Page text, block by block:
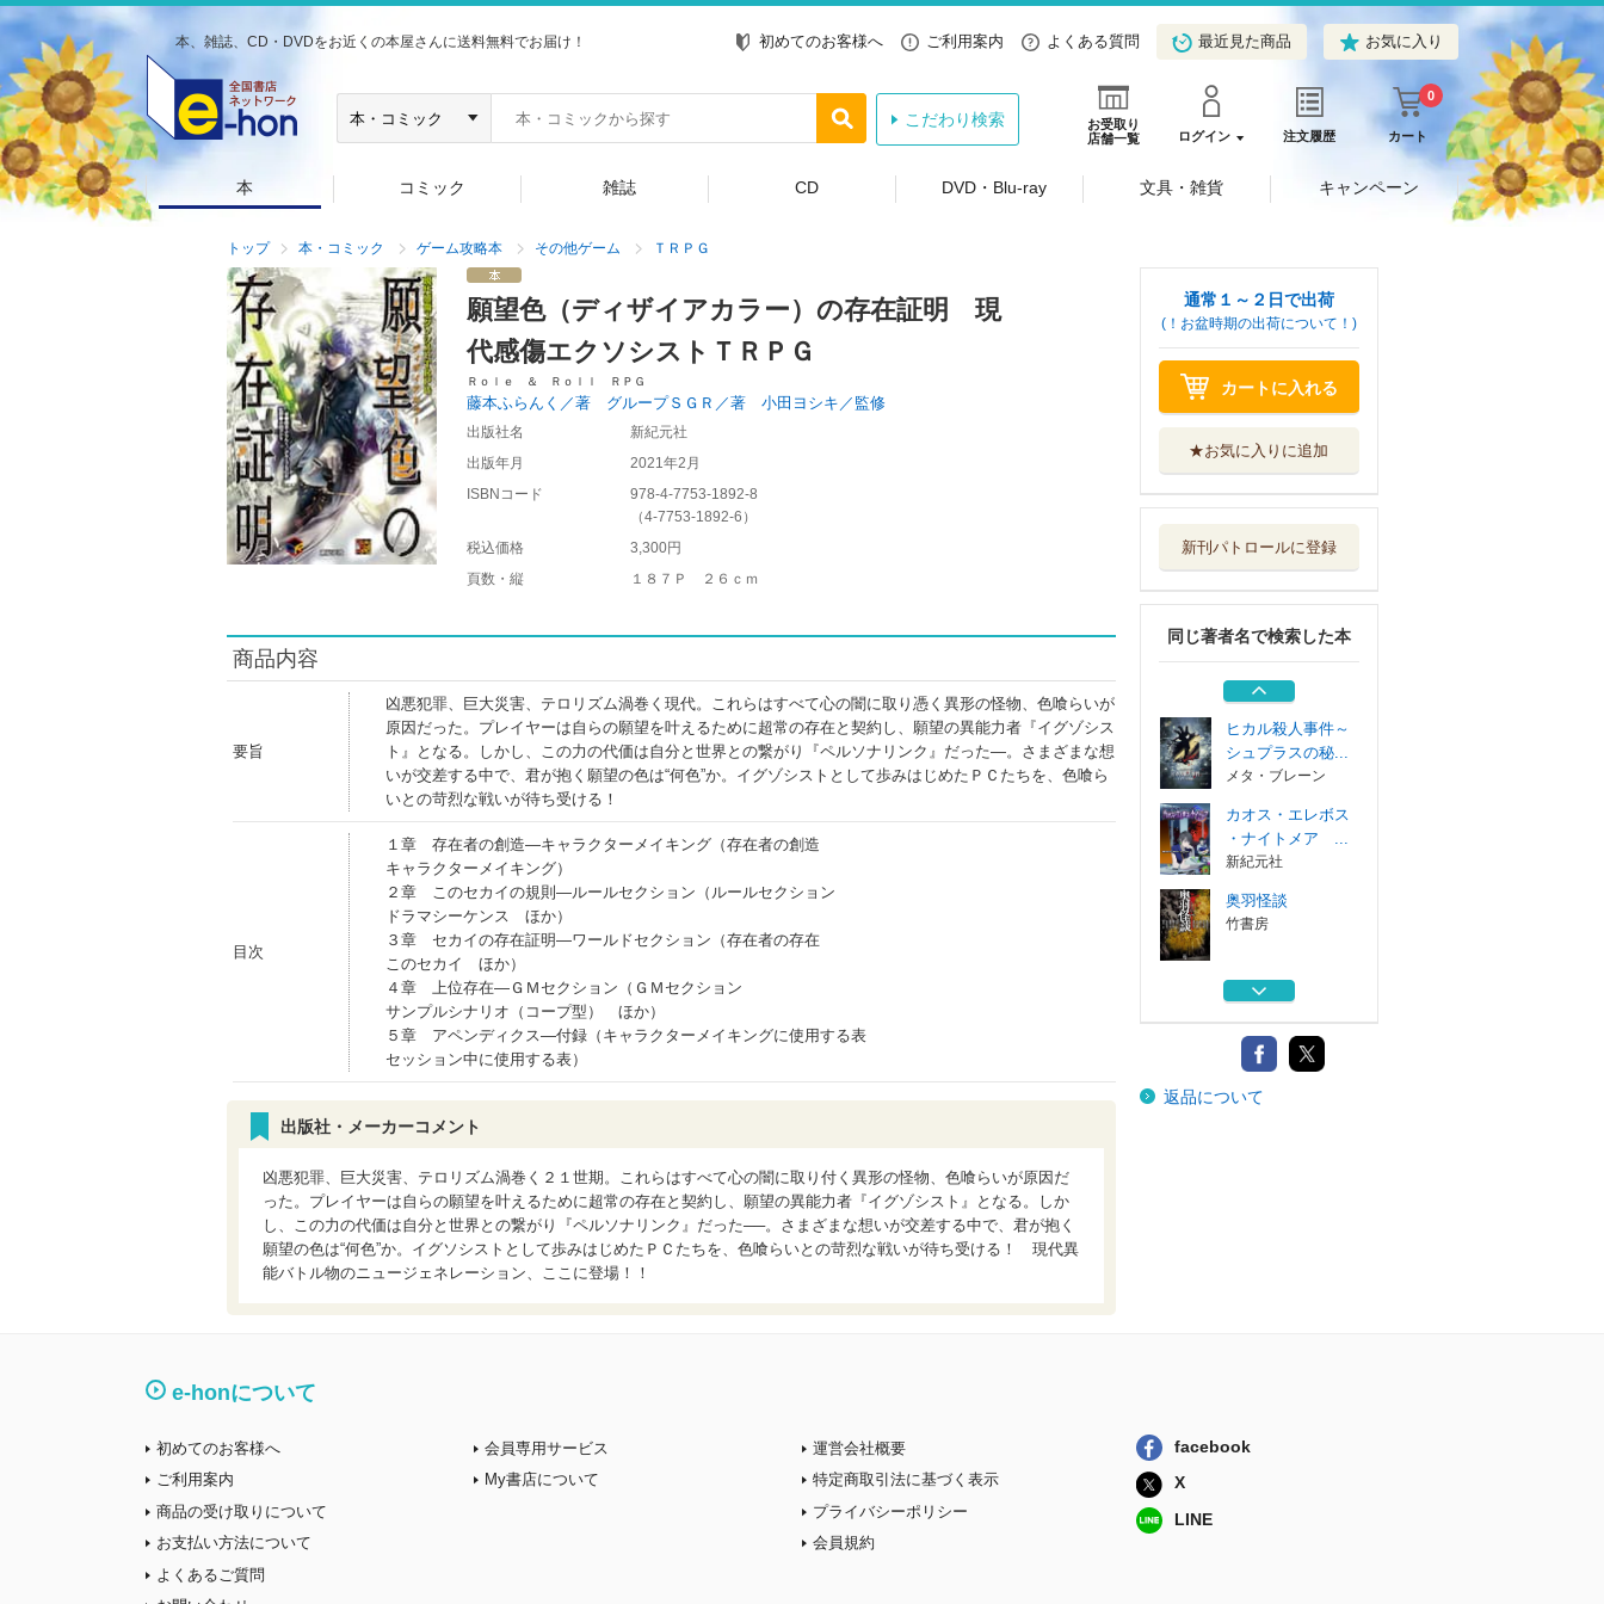
本、雑誌、CD・DVDをお近くの本屋さんに送料無料でお届け！ 初めてのお客様へ ご利用案内 よくある質問 最近見た商品 お気に入り
お受取り
店舗一覧
ログイン 注文履歴 カート
0
こだわり検索
本 コミック 雑誌 CD DVD・Blu-ray 文具・雑貨 キャンペーン
トップ 本・コミック ゲーム攻略本 その他ゲーム ＴＲＰＧ
願望色（ディザイアカラー）の存在証明 現
代感傷エクソシストＴＲＰＧ
Ｒｏｌｅ ＆ Ｒｏｌｌ ＲＰＧ
藤本ふらんく／著 グループＳＧＲ／著 小田ヨシキ／監修
出版社名
新紀元社
出版年月
2021年2月
ISBNコード
978-4-7753-1892-8
（4-7753-1892-6 ）
税込価格
3,300円
頁数・縦
１８７Ｐ ２６ｃｍ
商品内容
要旨
凶悪犯罪、巨大災害、テロリズム渦巻く現代。これらはすべて心の闇に取り憑く異形の怪物、色喰らいが
原因だった。プレイヤーは自らの願望を叶えるために超常の存在と契約し、願望の異能力者『イグゾシス
ト』となる。しかし、この力の代価は自分と世界との繋がり『ペルソナリンク』だった―。さまざまな想
いが交差する中で、君が抱く願望の色は“何色”か。イグゾシストとして歩みはじめたＰＣたちを、色喰ら
いとの苛烈な戦いが待ち受ける！
目次
１章 存在者の創造―キャラクターメイキング（存在者の創造
キャラクターメイキング）
２章 このセカイの規則―ルールセクション（ルールセクション
ドラマシーケンス ほか）
３章 セカイの存在証明―ワールドセクション（存在者の存在
このセカイ ほか）
４章 上位存在―ＧＭセクション（ＧＭセクション
サンプルシナリオ（コープ型） ほか）
５章 アペンディクス―付録（キャラクターメイキングに使用する表
セッション中に使用する表）
出版社・メーカーコメント
凶悪犯罪、巨大災害、テロリズム渦巻く２１世期。これらはすべて心の闇に取り付く異形の怪物、色喰らいが原因だ
った。プレイヤーは自らの願望を叶えるために超常の存在と契約し、願望の異能力者『イグゾシスト』となる。しか
し、この力の代価は自分と世界との繋がり『ペルソナリンク』だった──。さまざまな想いが交差する中で、君が抱く
願望の色は“何色”か。イグソシストとして歩みはじめたＰＣたちを、色喰らいとの苛烈な戦いが待ち受ける！ 現代異
能バトル物のニュージェネレーション、ここに登場！！
通常１～２日で出荷
(！お盆時期の出荷について！)
カートに入れる
★お気に入りに追加
新刊パトロールに登録
同じ著者名で検索した本
奥羽怪談
竹書房
アルケミア・スト
新紀元社
ネバー・レイト・
ナイターズ 世...
新紀元社
ヒカル殺人事件～
シュプラスの秘...
メタ・ブレーン
カオス・エレボス
・ナイトメア ...
新紀元社
奥羽怪談
竹書房
アルケミア・スト
新紀元社
ネバー・レイト・
ナイターズ 世...
ラグル 現代錬...
返品について
e-honについて
初めてのお客様へ
ご利用案内
商品の受け取りについて
お支払い方法について
よくあるご質問
会員専用サービス
My書店について
運営会社概要
特定商取引法に基づく表示
プライバシーポリシー
会員規約
facebook
X
LINE